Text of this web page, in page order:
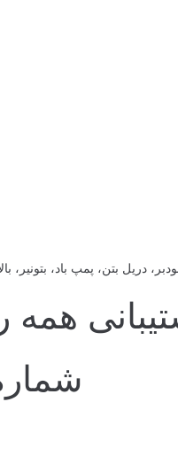
بتن، پمپ باد، بتونیر،
همه
شماره